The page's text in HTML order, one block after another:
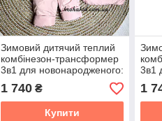
Зимовий дитячий теплий
комбінезон-трансформер
3в1 для новонародженого:
1 740₴
Купити
3в1
1